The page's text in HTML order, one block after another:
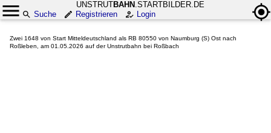
UNSTRUTBAHN .STARTBILDER.DE
Suche
Registrieren Login
Zwei 1648 von Start Mitteldeutschland als RB 80550 von Naumburg (S) Ost nach
Roßleben, am 01.05.2026 auf der Unstrutbahn bei Roßbach